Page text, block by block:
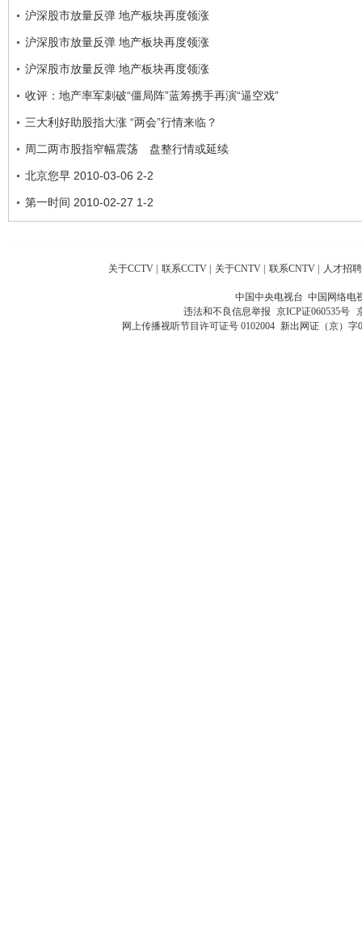
沪深股市放量反弹 地产板块再度领涨
沪深股市放量反弹 地产板块再度领涨
沪深股市放量反弹 地产板块再度领涨
收评：地产率军刺破“僵局阵”蓝筹携手再演“逼空戏”
三大利好助股指大涨 “两会”行情来临？
周二两市股指窄幅震荡 盘整行情或延续
北京您早 2010-03-06 2-2
第一时间 2010-02-27 1-2
关于CCTV | 联系CCTV | 关于CNTV | 联系CNTV | 人才招聘
中国中央电视台 中国网络电
违法和不良信息举报 京ICP证060535号
网上传播视听节目许可证号 0102004 新出网证（京）